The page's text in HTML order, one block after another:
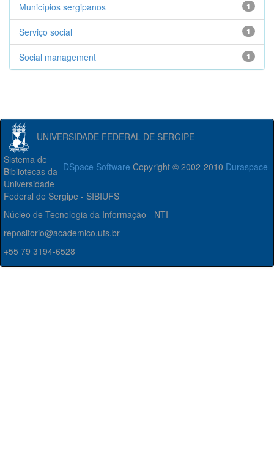
1
Municípios sergipanos
1
Serviço social
1
Social management
UNIVERSIDADE FEDERAL DE SERGIPE
DSpace Software Copyright © 2002-2010 Duraspace
Sistema de
Bibliotecas da
Universidade
Federal de Sergipe - SIBIUFS
Núcleo de Tecnologia da Informação - NTI
repositorio@academico.ufs.br
+55 79 3194-6528